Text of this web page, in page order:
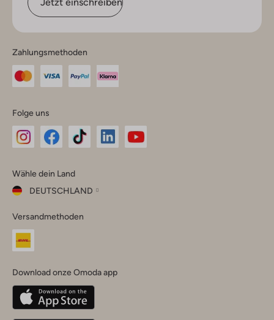
Zahlungsmethoden
Folge uns
Instagram
Facebook
TikTok
Wähle dein Land
DEUTSCHLAND
dein
Land
Belgique(Français)
Deutschland
Versandmethoden
Download onze Omoda app